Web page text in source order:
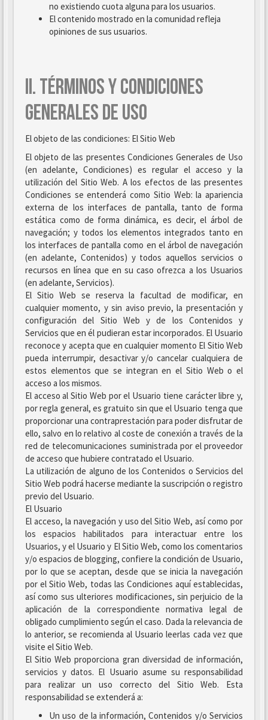
no existiendo cuota alguna para los usuarios.
El contenido mostrado en la comunidad refleja
opiniones de sus usuarios.
II. TÉRMINOS Y CONDICIONES
GENERALES DE USO
El objeto de las condiciones: El Sitio Web
El objeto de las presentes Condiciones Generales de Uso
(en adelante, Condiciones) es regular el acceso y la
utilización del Sitio Web. A los efectos de las presentes
Condiciones se entenderá como Sitio Web: la apariencia
externa de los interfaces de pantalla, tanto de forma
estática como de forma dinámica, es decir, el árbol de
navegación; y todos los elementos integrados tanto en
los interfaces de pantalla como en el árbol de navegación
(en adelante, Contenidos) y todos aquellos servicios o
recursos en línea que en su caso ofrezca a los Usuarios
(en adelante, Servicios).
El Sitio Web se reserva la facultad de modificar, en
cualquier momento, y sin aviso previo, la presentación y
configuración del Sitio Web y de los Contenidos y
Servicios que en él pudieran estar incorporados. El Usuario
reconoce y acepta que en cualquier momento El Sitio Web
pueda interrumpir, desactivar y/o cancelar cualquiera de
estos elementos que se integran en el Sitio Web o el
acceso a los mismos.
El acceso al Sitio Web por el Usuario tiene carácter libre y,
por regla general, es gratuito sin que el Usuario tenga que
proporcionar una contraprestación para poder disfrutar de
ello, salvo en lo relativo al coste de conexión a través de la
red de telecomunicaciones suministrada por el proveedor
de acceso que hubiere contratado el Usuario.
La utilización de alguno de los Contenidos o Servicios del
Sitio Web podrá hacerse mediante la suscripción o registro
previo del Usuario.
El Usuario
El acceso, la navegación y uso del Sitio Web, así como por
los espacios habilitados para interactuar entre los
Usuarios, y el Usuario y El Sitio Web, como los comentarios
y/o espacios de blogging, confiere la condición de Usuario,
por lo que se aceptan, desde que se inicia la navegación
por el Sitio Web, todas las Condiciones aquí establecidas,
así como sus ulteriores modificaciones, sin perjuicio de la
aplicación de la correspondiente normativa legal de
obligado cumplimiento según el caso. Dada la relevancia de
lo anterior, se recomienda al Usuario leerlas cada vez que
visite el Sitio Web.
El Sitio Web proporciona gran diversidad de información,
servicios y datos. El Usuario asume su responsabilidad
para realizar un uso correcto del Sitio Web. Esta
responsabilidad se extenderá a:
Un uso de la información, Contenidos y/o Servicios